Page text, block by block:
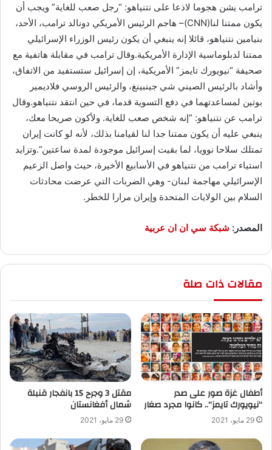
ترامب يشن هجوما لاذعا على نتنياهو: “رجل صعب للغاية” ويجب أن
يكون ممتنا لنا(CNN)– هاجم الرئيس الأمريكي دونالد ترامب، الأحد،
بنيامين نتنياهو، قائلا إنه ينبغي أن يكون رئيس الوزراء الإسرائيلي
ممتنا لدبلوماسية الإدارة الأمريكية.وقال ترامب في مقابلة هاتفية مع
صحيفة “نيويورك تايمز” الأمريكية، إن إسرائيل ستستفيد من الاتفاق،
وأشاد بالرئيس الصيني شي جينبينغ، والرئيس الروسي فلاديمير
بوتين لمساعدتهما في دفع التسوية قدما، في حين انتقد نتنياهو.وقال
ترامب عن نتنياهو: “إنه شخص صعب للغاية. ولأكون صريحا معك،
ينبغي عليه أن يكون ممتنا جدا لنا لقيامنا بذلك، لأنه لو كانت إيران
تمتلك سلاحا نوويا، لما بقيت إسرائيل موجودة لمدة ساعتين”.وتزايد
استياء ترامب من نتنياهو في الأسابيع الأخيرة، حيث واصل الزعيم
الإسرائيلي مهاجمة لبنان- وهي الضربات التي عرضت محادثات
السلام بين الولايات المتحدة وإيران مرارا للخطر.
المصدر: شبكة سي ان ان عربية
مقالات ذات صلة
أطفال غزة صور على صدر
“نيويورك تايمز”.. كانوا مجرد صغار
29 مايو، 2021
‬شمال أفغانستان
29 مايو، 2021